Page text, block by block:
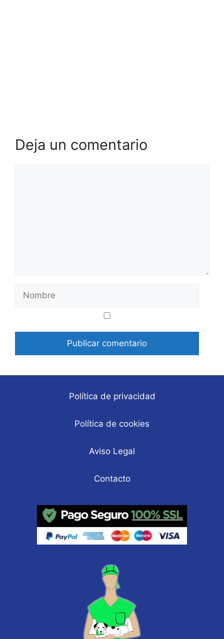
Deja un comentario
Nombre
electrónico
Política de privacidad
Política de cookies
Aviso Legal
Contacto